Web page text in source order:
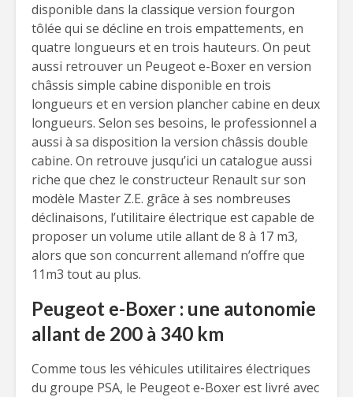
disponible dans la classique version fourgon
tôlée qui se décline en trois empattements, en
quatre longueurs et en trois hauteurs. On peut
aussi retrouver un Peugeot e-Boxer en version
châssis simple cabine disponible en trois
longueurs et en version plancher cabine en deux
longueurs. Selon ses besoins, le professionnel a
aussi à sa disposition la version châssis double
cabine. On retrouve jusqu’ici un catalogue aussi
riche que chez le constructeur Renault sur son
modèle Master Z.E. grâce à ses nombreuses
déclinaisons, l’utilitaire électrique est capable de
proposer un volume utile allant de 8 à 17 m3,
alors que son concurrent allemand n’offre que
11m3 tout au plus.
Peugeot e-Boxer : une autonomie
allant de 200 à 340 km
Comme tous les véhicules utilitaires électriques
du groupe PSA, le Peugeot e-Boxer est livré avec